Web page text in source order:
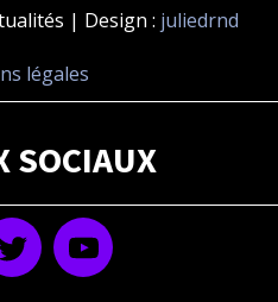
| Design : juliedrnd
légales
SOCIAUX